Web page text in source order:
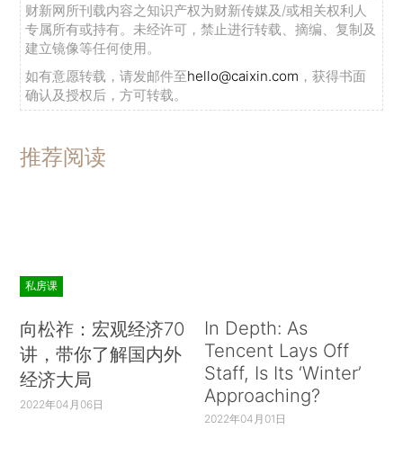
财新网所刊载内容之知识产权为财新传媒及/或相关权利人
专属所有或持有。未经许可，禁止进行转载、摘编、复制及
建立镜像等任何使用。
如有意愿转载，请发邮件至hello@caixin.com ，获得书面
确认及授权后，方可转载。
推荐阅读
私房课
向松祚：宏观经济70
讲，带你了解国内外
经济大局
2022年04月06日
In Depth: As
Tencent Lays Off
Staff, Is Its ‘Winter’
Approaching?
2022年04月01日